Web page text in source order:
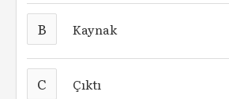
B Kaynak
C Çıktı